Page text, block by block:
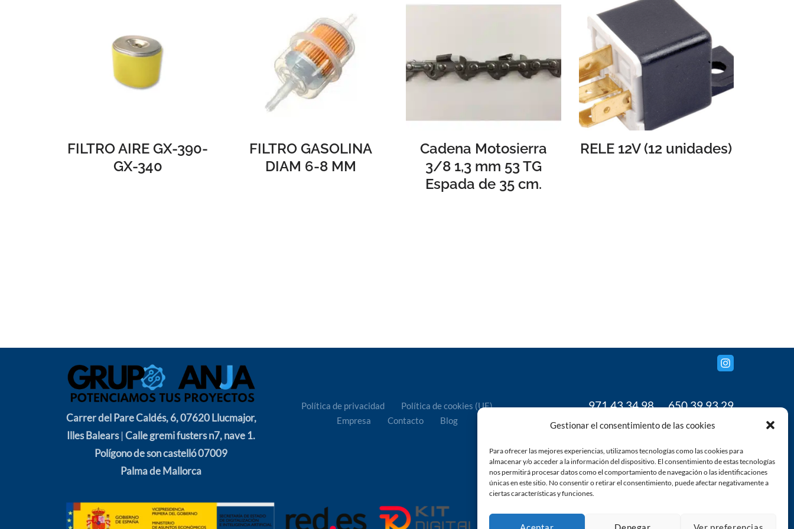
Gestionar el consentimiento de las cookies
Para ofrecer las mejores experiencias, utilizamos tecnologías como las cookies para
almacenar y/o acceder a la información del dispositivo. El consentimiento de estas tecnologías
nos permitirá procesar datos como el comportamiento de navegación o las identificaciones
únicas en este sitio. No consentir o retirar el consentimiento, puede afectar negativamente a
ciertas características y funciones.
FILTRO AIRE GX-390-
GX-340
FILTRO GASOLINA
DIAM 6-8 MM
Cadena Motosierra
3/8 1,3 mm 53 TG
Espada de 35 cm.
RELE 12V (12 unidades)
Carrer del Pare Caldés, 6, 07620 Llucmajor,
Illes Balears|Calle gremi fusters n7, nave 1.
Polígono de son castelló 07009
Palma de Mallorca
Política de privacidad
Política de cookies (UE)
Empresa
Contacto Blog
971 43 34 98650 39 93 29
www.grupoanja.com